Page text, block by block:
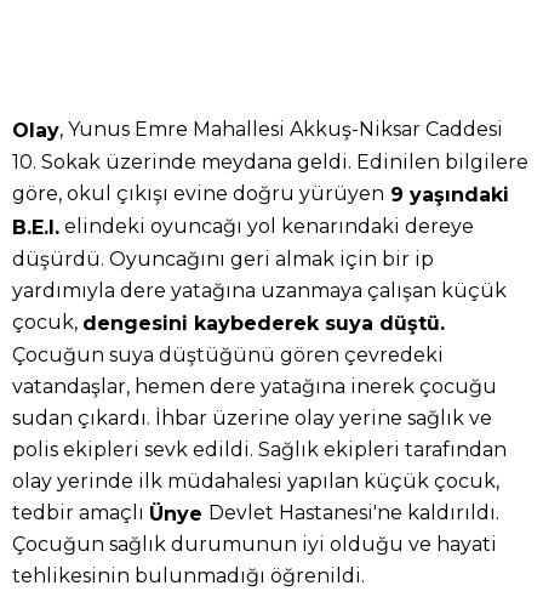
Olay, Yunus Emre Mahallesi Akkuş-Niksar Caddesi
10. Sokak üzerinde meydana geldi. Edinilen bilgilere
göre, okul çıkışı evine doğru yürüyen 9 yaşındaki
B.E.I. elindeki oyuncağı yol kenarındaki dereye
düşürdü. Oyuncağını geri almak için bir ip
yardımıyla dere yatağına uzanmaya çalışan küçük
çocuk, dengesini kaybederek suya düştü.
Çocuğun suya düştüğünü gören çevredeki
vatandaşlar, hemen dere yatağına inerek çocuğu
sudan çıkardı. İhbar üzerine olay yerine sağlık ve
polis ekipleri sevk edildi. Sağlık ekipleri tarafından
olay yerinde ilk müdahalesi yapılan küçük çocuk,
tedbir amaçlı Ünye Devlet Hastanesi'ne kaldırıldı.
Çocuğun sağlık durumunun iyi olduğu ve hayati
tehlikesinin bulunmadığı öğrenildi.